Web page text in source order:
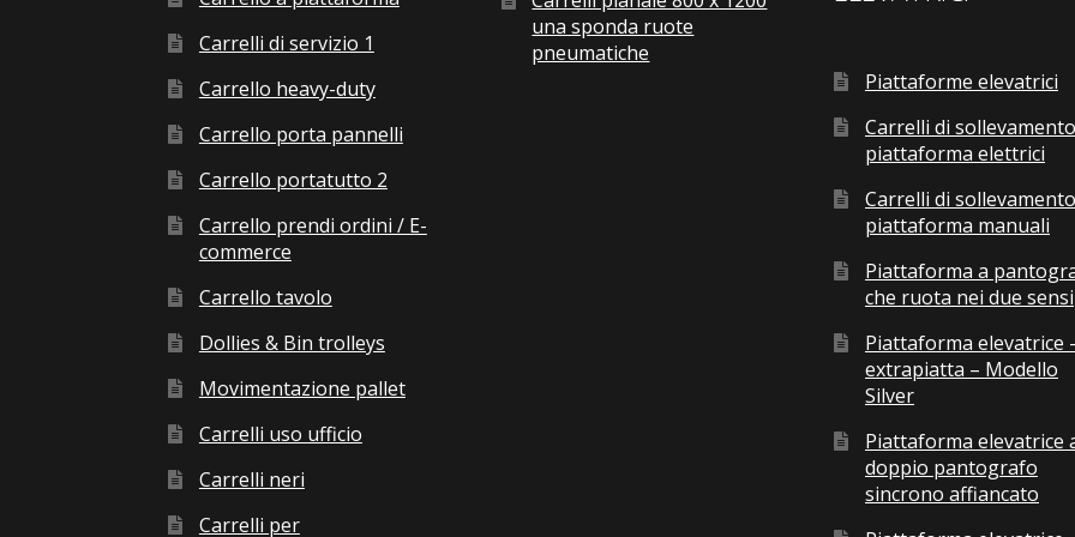
Carrelli di servizio 1
Carrello heavy-duty
Carrello porta pannelli
Carrello portatutto 2
Carrello prendi ordini / E-
commerce
Carrello tavolo
Dollies & Bin trolleys
Movimentazione pallet
Carrelli uso ufficio
Carrelli neri
Carrelli per
una sponda ruote
pneumatiche
Piattaforme elevatrici
Carrelli di
piattaforma elettrici
Carrelli di
piattaforma manuali
Piattaforma a
che ruota nei due sensi
Piattaforma elevatrice
extrapiatta – Modello
Silver
Piattaforma elevatrice
doppio pantografo
sincrono affiancato